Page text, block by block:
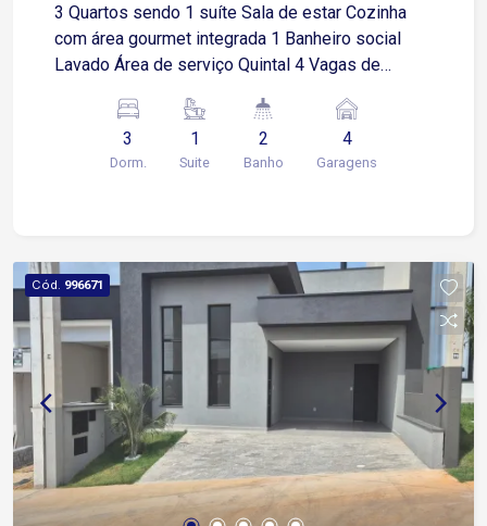
3 Quartos sendo 1 suíte Sala de estar Cozinha
com área gourmet integrada 1 Banheiro social
Lavado Área de serviço Quintal 4 Vagas de
infraestrutura completa: Portaria 24 horas
Segurança e tranquilidade para sua família
Localização: 1 minuto da Avenida Elias Maluf e
3
Dorm.
1
Suite
2
Banho
4
Garagens
Cód. 996671